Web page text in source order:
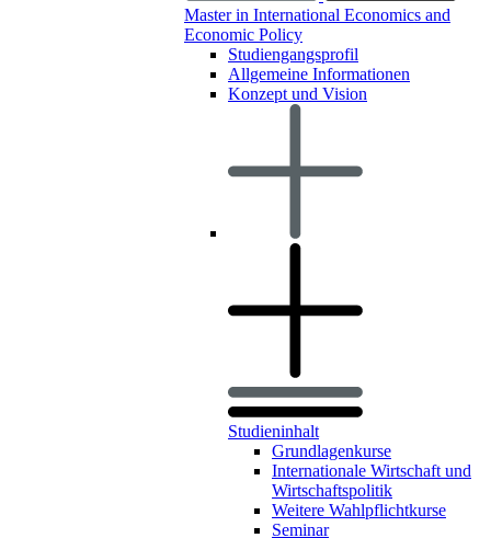
Master in International Economics and
Economic Policy
Studiengangsprofil
Allgemeine Informationen
Konzept und Vision
Studieninhalt
Grundlagenkurse
Internationale Wirtschaft und
Wirtschaftspolitik
Weitere Wahlpflichtkurse
Seminar